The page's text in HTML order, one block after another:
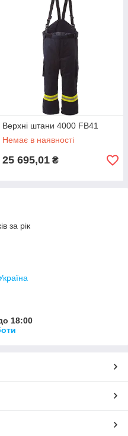
Верхні штани 4000 FB41
Немає в наявності
25 695,01 ₴
за рік
18:00